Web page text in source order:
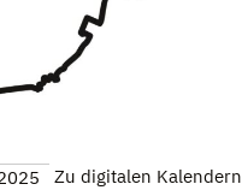
Zu digitalen Kalendern